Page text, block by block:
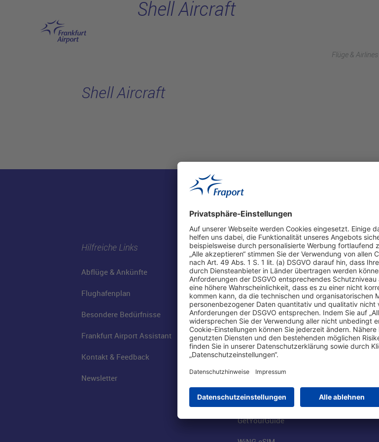
Flüge & Airlines
Shell Aircraft
Shell Aircraft
Hilfreiche Links
Abflüge & Ankünfte
Flughafenplan
Besondere Bedürfnisse
Frankfurt Airport Assistant
Kontakt & Feedback
Newsletter
Online einkaufen & buchen
Parkplätze
Online-Shop
Besucherservices
FRA SmartWay
Hotels am Standort
Mietwagen weltweit
Flüge buchen
GetYourGuide